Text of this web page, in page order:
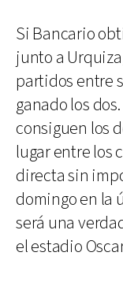
Si Bancario
junto a
partidos entre
ganado los
consiguen los
lugar entre los
directa sin
domingo en la
será una
el estadio